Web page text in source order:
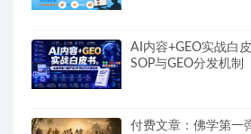
AI内容+GEO实战白
SOP与GEO分发机制
付费文章：佛学第一